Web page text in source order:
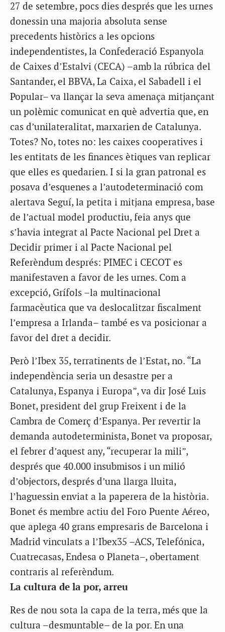
27 de setembre, pocs dies després que les urnes
donessin una majoria absoluta sense
precedents històrics a les opcions
independentistes, la Confederació Espanyola
de Caixes d’Estalvi (CECA) –amb la rúbrica del
Santander, el BBVA, La Caixa, el Sabadell i el
Popular– va llançar la seva amenaça mitjançant
un polèmic comunicat en què advertia que, en
cas d’unilateralitat, marxarien de Catalunya.
Totes? No, totes no: les caixes cooperatives i
les entitats de les finances ètiques van replicar
que elles es quedarien. I si la gran patronal es
posava d’esquenes a l’autodeterminació com
alertava Seguí, la petita i mitjana empresa, base
de l’actual model productiu, feia anys que
s’havia integrat al Pacte Nacional pel Dret a
Decidir primer i al Pacte Nacional pel
Referèndum després: PIMEC i CECOT es
manifestaven a favor de les urnes. Com a
excepció, Grífols –la multinacional
farmacèutica que va deslocalitzar fiscalment
l’empresa a Irlanda– també es va posicionar a
favor del dret a decidir.
Però l’Ibex 35, terratinents de l’Estat, no. “La
independència seria un desastre per a
Catalunya, Espanya i Europa”, va dir José Luis
Bonet, president del grup Freixent i de la
Cambra de Comerç d’Espanya. Per revertir la
demanda autodeterminista, Bonet va proposar,
el febrer d’aquest any, “recuperar la mili”,
després que 40.000 insubmisos i un milió
d’objectors, després d’una llarga lluita,
l’haguessin enviat a la paperera de la història.
Bonet és membre actiu del Foro Puente Aéreo,
que aplega 40 grans empresaris de Barcelona i
Madrid vinculats a l’Ibex35 –ACS, Telefónica,
Cuatrecasas, Endesa o Planeta–, obertament
contraris al referèndum.
La cultura de la por, arreu
Res de nou sota la capa de la terra, més que la
cultura –desmuntable– de la por. En una